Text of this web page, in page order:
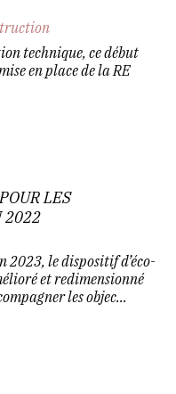
technique, ce début
en place de la RE
LES
2022
2023, le dispositif d’éco-
et redimensionné
les objec...